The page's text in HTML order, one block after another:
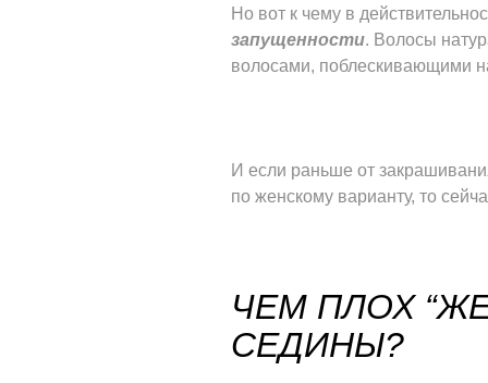
Но вот к чему в
запущенности. Волосы
волосами, поблескивающими
И если раньше от
по женскому варианту, то
ЧЕМ ПЛОХ
СЕДИНЫ?